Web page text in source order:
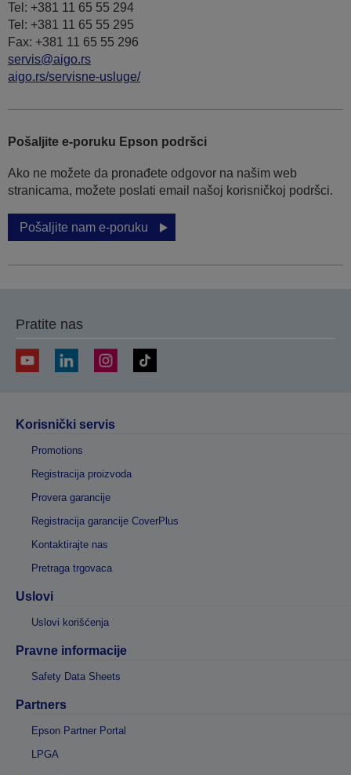
Tel: +381 11 65 55 294
Tel: +381 11 65 55 295
Fax: +381 11 65 55 296
servis@aigo.rs
aigo.rs/servisne-usluge/
Pošaljite e-poruku Epson podršci
Ako ne možete da pronađete odgovor na našim web
stranicama, možete poslati email našoj korisničkoj podršci.
Pošaljite nam e-poruku
Pratite nas
Korisnički servis
Promotions
Registracija proizvoda
Provera garancije
Registracija garancije CoverPlus
Kontaktirajte nas
Pretraga trgovaca
Uslovi
Uslovi korišćenja
Pravne informacije
Safety Data Sheets
Partners
Epson Partner Portal
LPGA